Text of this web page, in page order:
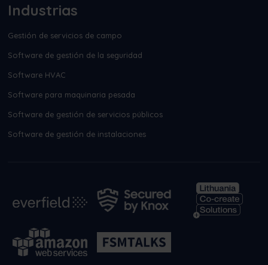
Industrias
Gestión de servicios de campo
Software de gestión de la seguridad
Software HVAC
Software para maquinaria pesada
Software de gestión de servicios públicos
Software de gestión de instalaciones